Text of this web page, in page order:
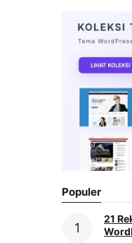
Populer
21